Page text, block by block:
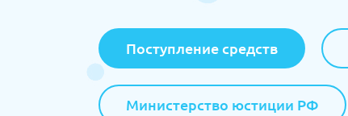
Поступление средств
Министерство юстиции РФ